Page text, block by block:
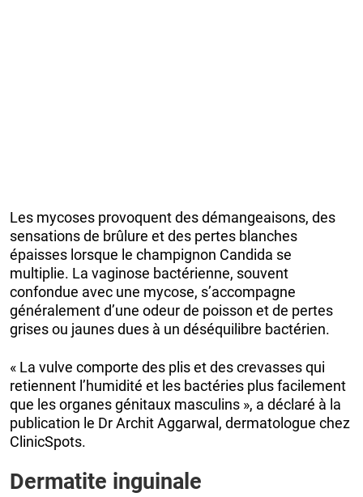
Les mycoses provoquent des démangeaisons, des
sensations de brûlure et des pertes blanches
épaisses lorsque le champignon Candida se
multiplie. La vaginose bactérienne, souvent
confondue avec une mycose, s’accompagne
généralement d’une odeur de poisson et de pertes
grises ou jaunes dues à un déséquilibre bactérien.
« La vulve comporte des plis et des crevasses qui
retiennent l’humidité et les bactéries plus facilement
que les organes génitaux masculins », a déclaré à la
publication le Dr Archit Aggarwal, dermatologue chez
ClinicSpots.
Dermatite inguinale